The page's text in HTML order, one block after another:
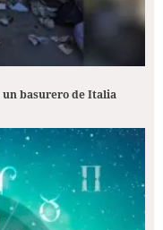
basurero de Italia